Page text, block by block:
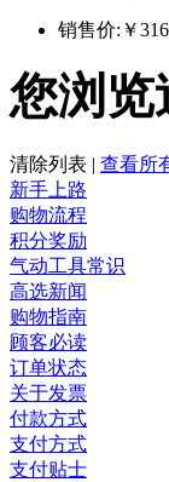
销售价: ￥316
您浏览
清除列表 | 查看所
新手上路
购物流程
积分奖励
气动工具常识
高选新闻
购物指南
顾客必读
订单状态
关于发票
付款方式
支付方式
支付贴士